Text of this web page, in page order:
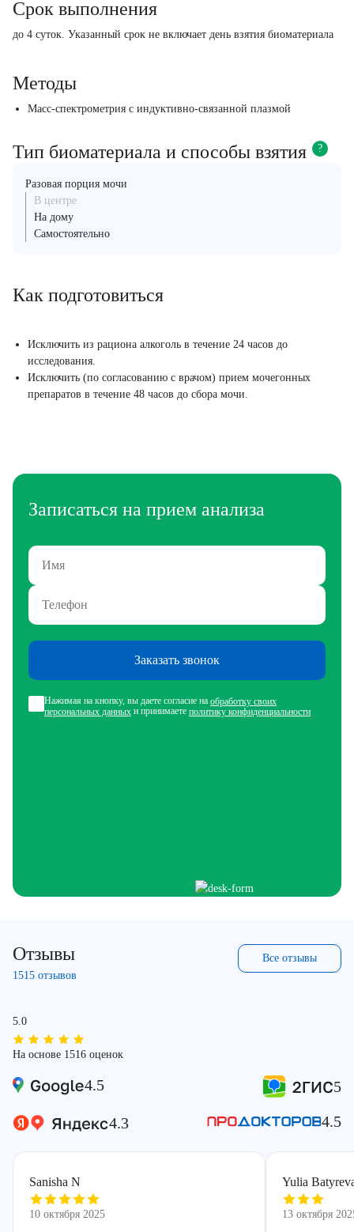
Срок выполнения
до 4 суток. Указанный срок не включает день взятия биоматериала
Методы
Масс-спектрометрия с индуктивно-связанной плазмой
Тип биоматериала и способы взятия ?
Разовая порция мочи
В центре
На дому
Самостоятельно
Как подготовиться
Исключить из рациона алкоголь в течение 24 часов до
исследования.
Исключить (по согласованию с врачом) прием мочегонных
препаратов в течение 48 часов до сбора мочи.
Записаться на прием анализа
Заказать звонок
Нажимая на кнопку, вы даете согласие на обработку своих
персональных данных и принимаете политику конфиденциальности
Отзывы
1515 отзывов
Все отзывы
5.0
На основе 1516 оценок
4.5 5
4.3 4.5
Sanisha N
10 октября 2025
Yulia
13 октября